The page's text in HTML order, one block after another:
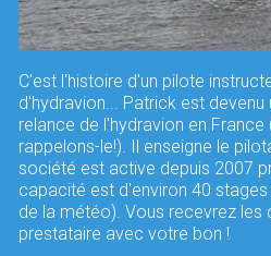
C'est l'histoire d'un pilote
d'hydravion... Patrick est
relance de l'hydravion en
rappelons-le!). Il enseigne le
société est active depuis 2007
capacité est d'environ 40
de la météo). Vous recevrez les
prestataire avec votre bon !